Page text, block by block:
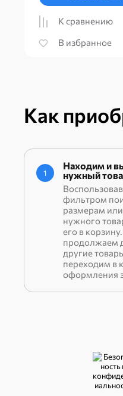
К сравнению
В избранное
Как
1
Находим и
нужный
фильтром
размерам
нужного
его в
продолжаем
другие
переходим в
оформления